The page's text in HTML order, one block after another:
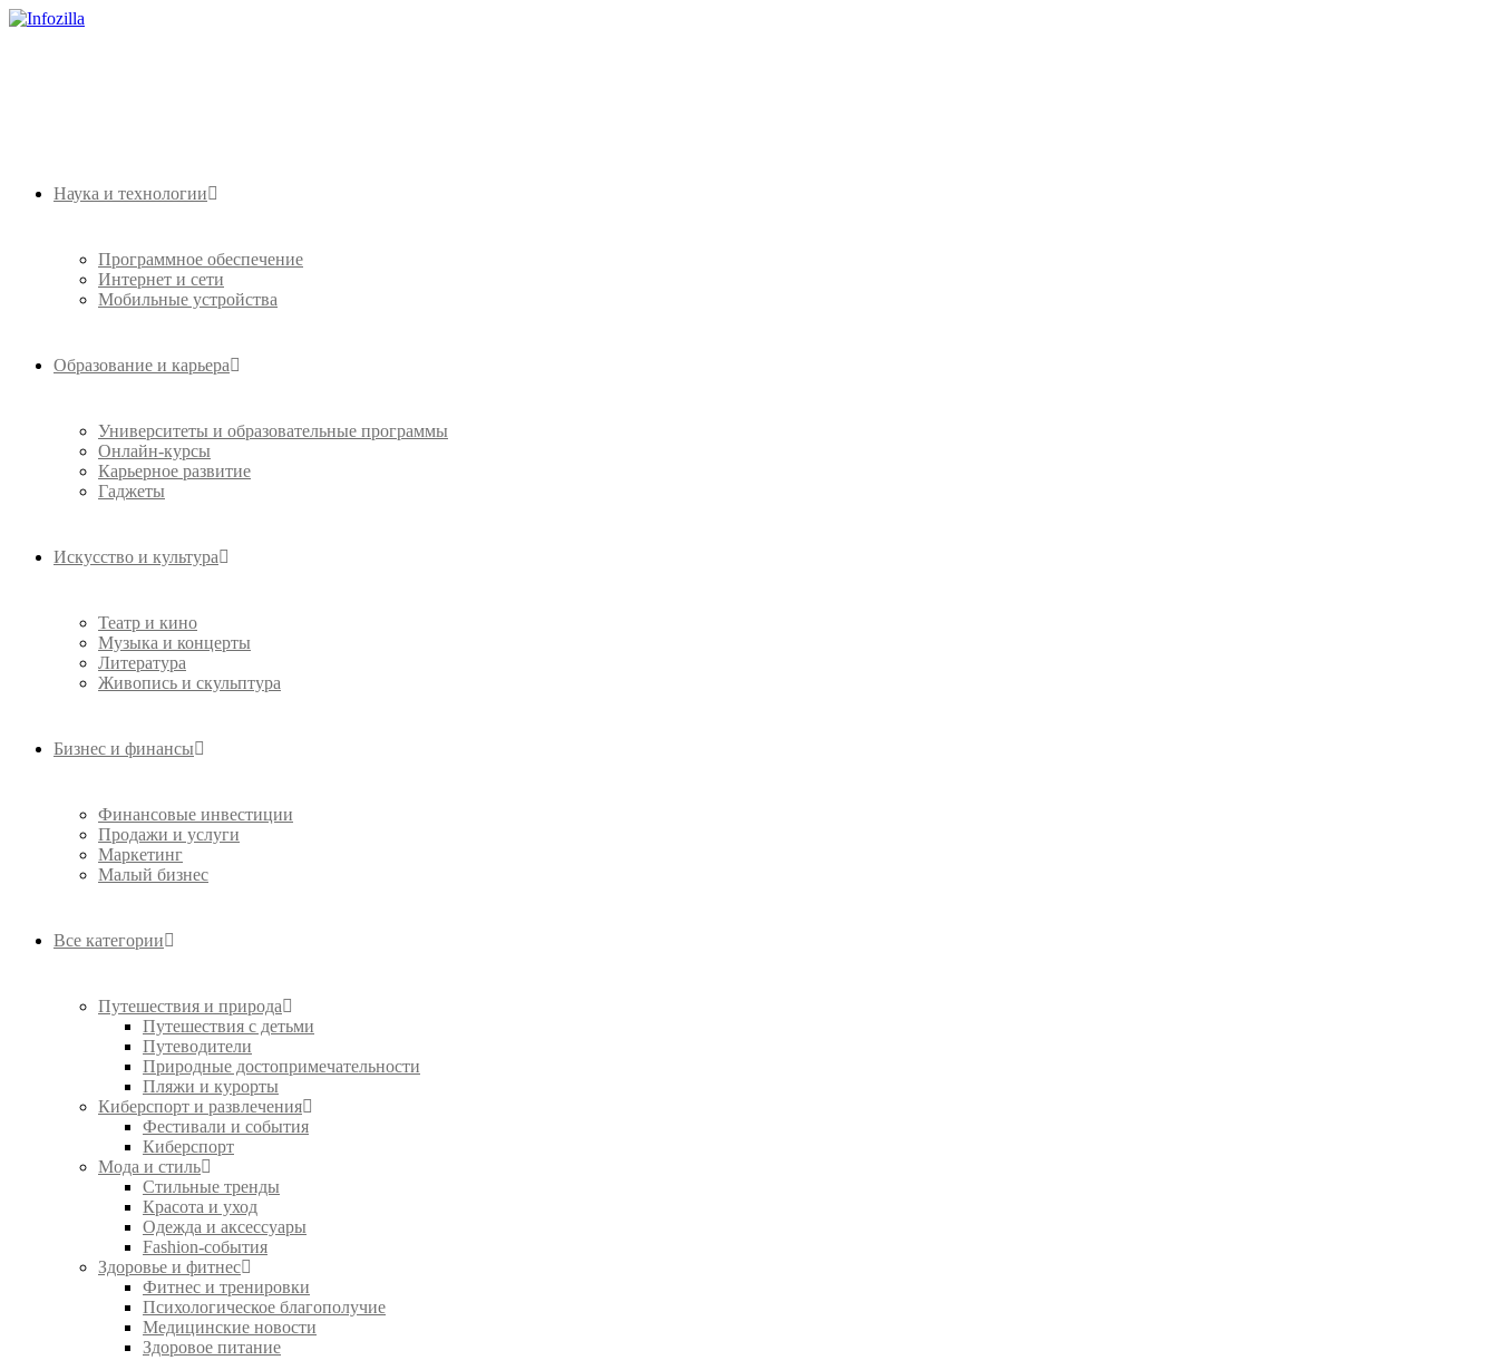
Наука и технологии
Программное обеспечение
Интернет и сети
Мобильные устройства
Образование и карьера
Университеты и образовательные программы
Онлайн-курсы
Карьерное развитие
Гаджеты
Искусство и культура
Театр и кино
Музыка и концерты
Литература
Живопись и скульптура
Бизнес и финансы
Финансовые инвестиции
Продажи и услуги
Маркетинг
Малый бизнес
Все категории
Путешествия и природа
Путешествия с детьми
Путеводители
Природные достопримечательности
Пляжи и курорты
Киберспорт и развлечения
Фестивали и события
Киберспорт
Мода и стиль
Стильные тренды
Красота и уход
Одежда и аксессуары
Fashion-события
Здоровье и фитнес
Фитнес и тренировки
Психологическое благополучие
Медицинские новости
Здоровое питание